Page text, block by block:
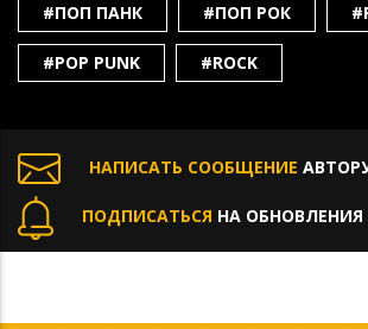
#ПОП ПАНК
#ПОП РОК
#POP PUNK #ROCK
НАПИСАТЬ СООБЩЕНИЕ
ПОДПИСАТЬСЯ НА ОБНОВЛЕНИЯ